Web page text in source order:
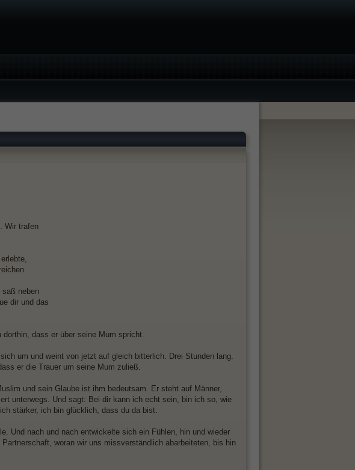
Wir trafen
saß neben
dir und das
dorthin, dass er über seine Mum spricht.
um und weint von jetzt auf gleich bitterlich. Drei Stunden lang.
er die Trauer um seine Mum zuließ.
und sein Glaube ist ihm bedeutsam. Er steht auf Männer,
unterwegs. Und sagt: Bei dir kann ich echt sein, bin ich so, wie
stärker, ich bin glücklich, dass du da bist.
Und nach und nach entwickelte sich ein Fühlen, hin und wieder
woran wir uns missverständlich abarbeiteten, bis hin